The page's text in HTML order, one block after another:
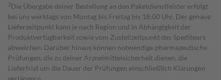
3Die Übergabe deiner Bestellung an den Paketdienstleister erfolgt
bei uns werktags von Montag bis Freitag bis 18:00 Uhr. Der genaue
Lieferzeitpunkt kann je nach Region und in Abhängigkeit der
Produktverfügbarkeit sowie vom Zustellzeitpunkt des Spediteurs
abweichen. Darüber hinaus können notwendige pharmazeutische
Prüfungen, die zu deiner Arzneimittelsicherheit dienen, die
Lieferfrist um die Dauer der Prüfungen einschließlich Klärungen
verlängern.